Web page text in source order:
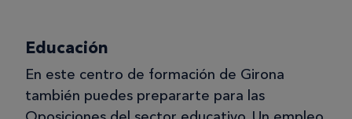
Educación
En este centro de formación de Girona
también puedes prepararte para las